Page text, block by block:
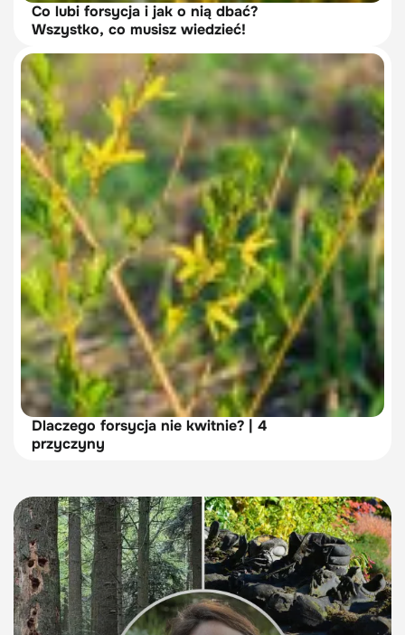
Co lubi forsycja i jak o nią dbać?
Wszystko, co musisz wiedzieć!
Dlaczego forsycja nie kwitnie? | 4
przyczyny